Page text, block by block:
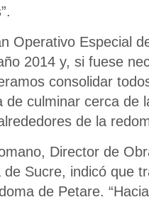
Operativo Especial
2014 y, si fuese
consolidar
de culminar cerca de
de la
Director de
Sucre, indicó que
de Petare.